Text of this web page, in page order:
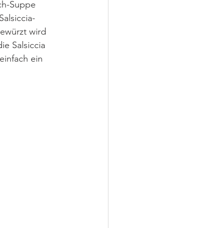
Suppe
wird
Salsiccia
ein